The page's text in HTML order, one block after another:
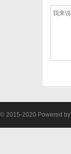
© 2015-2020 Powered by